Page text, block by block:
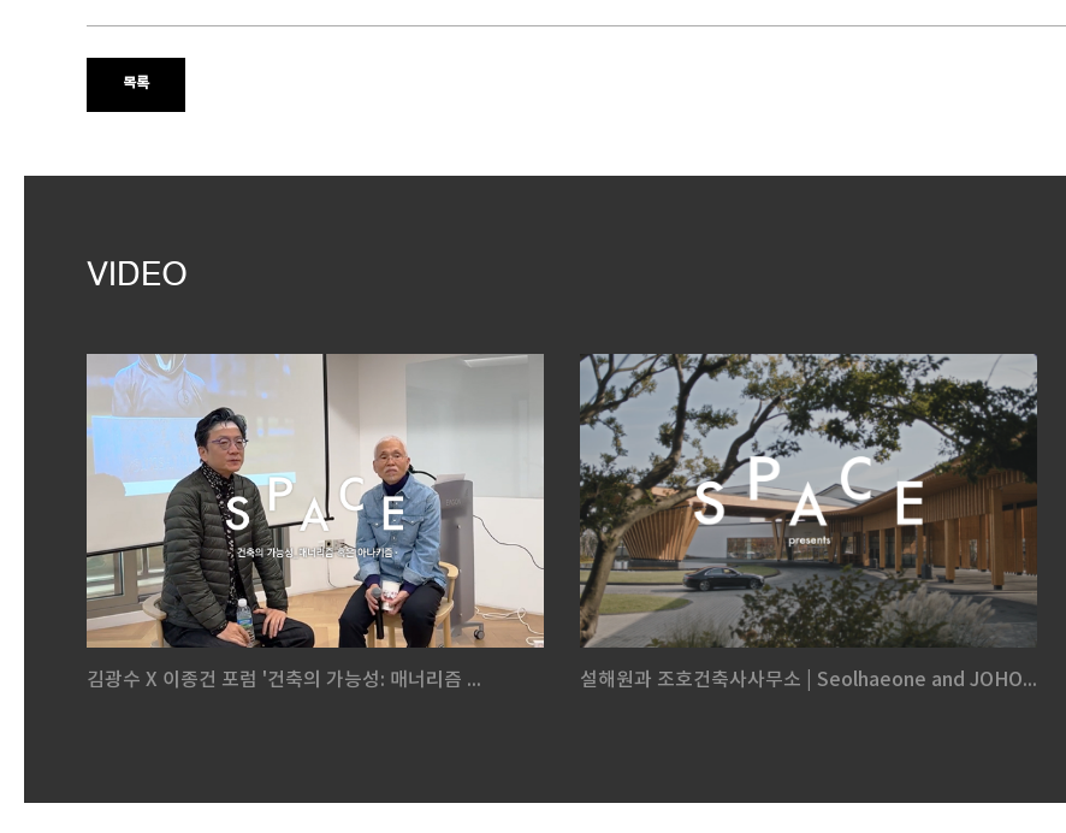
목록
VIDEO
김광수 X 이종건 포럼 '건축의 가능성: 매너리즘 ... 설해원과 조호건축사사무소 | Seolhaeone and JOHO...